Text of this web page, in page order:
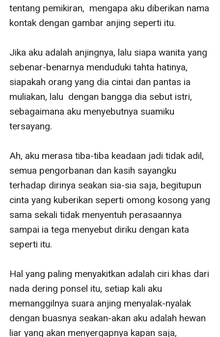
tentang pemikiran,  mengapa aku diberikan nama
kontak dengan gambar anjing seperti itu.
Jika aku adalah anjingnya, lalu siapa wanita yang
sebenar-benarnya menduduki tahta hatinya,
siapakah orang yang dia cintai dan pantas ia
muliakan, lalu  dengan bangga dia sebut istri,
sebagaimana aku menyebutnya suamiku
tersayang.
Ah, aku merasa tiba-tiba keadaan jadi tidak adil,
semua pengorbanan dan kasih sayangku
terhadap dirinya seakan sia-sia saja, begitupun
cinta yang kuberikan seperti omong kosong yang
sama sekali tidak menyentuh perasaannya
sampai ia tega menyebut diriku dengan kata
seperti itu.
Hal yang paling menyakitkan adalah ciri khas dari
nada dering ponsel itu, setiap kali aku
memanggilnya suara anjing menyalak-nyalak
dengan buasnya seakan-akan aku adalah hewan
liar yang akan menyergapnya kapan saja,